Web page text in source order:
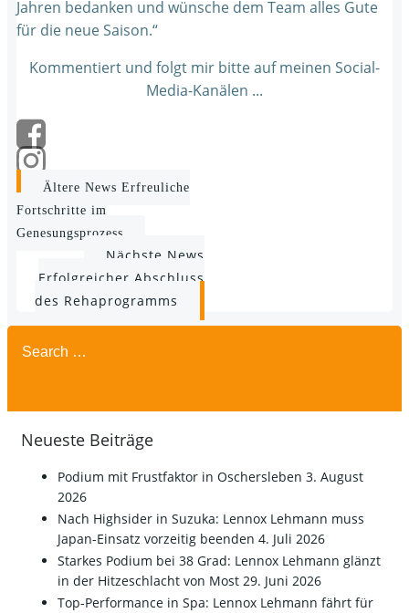
Jahren bedanken und wünsche dem Team alles Gute
für die neue Saison.“
Kommentiert und folgt mir bitte auf meinen Social-
Media-Kanälen ...
Post
navigation
Ältere News Erfreuliche
Fortschritte im
Genesungsprozess
Post
navigation
Nächste News
Erfolgreicher Abschluss
des Rehaprogramms
Search
for:
Neueste Beiträge
Podium mit Frustfaktor in Oschersleben 3. August
2026
Nach Highsider in Suzuka: Lennox Lehmann muss
Japan-Einsatz vorzeitig beenden 4. Juli 2026
Starkes Podium bei 38 Grad: Lennox Lehmann glänzt
in der Hitzeschlacht von Most 29. Juni 2026
Top-Performance in Spa: Lennox Lehmann fährt für